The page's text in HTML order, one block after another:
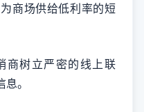
商场供给低利率的短
商树立严密的线上联
。